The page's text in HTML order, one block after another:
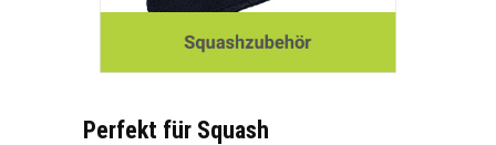
Perfekt für Squash